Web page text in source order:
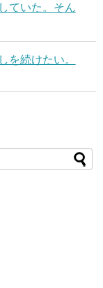
ていた。そん
を続けたい。